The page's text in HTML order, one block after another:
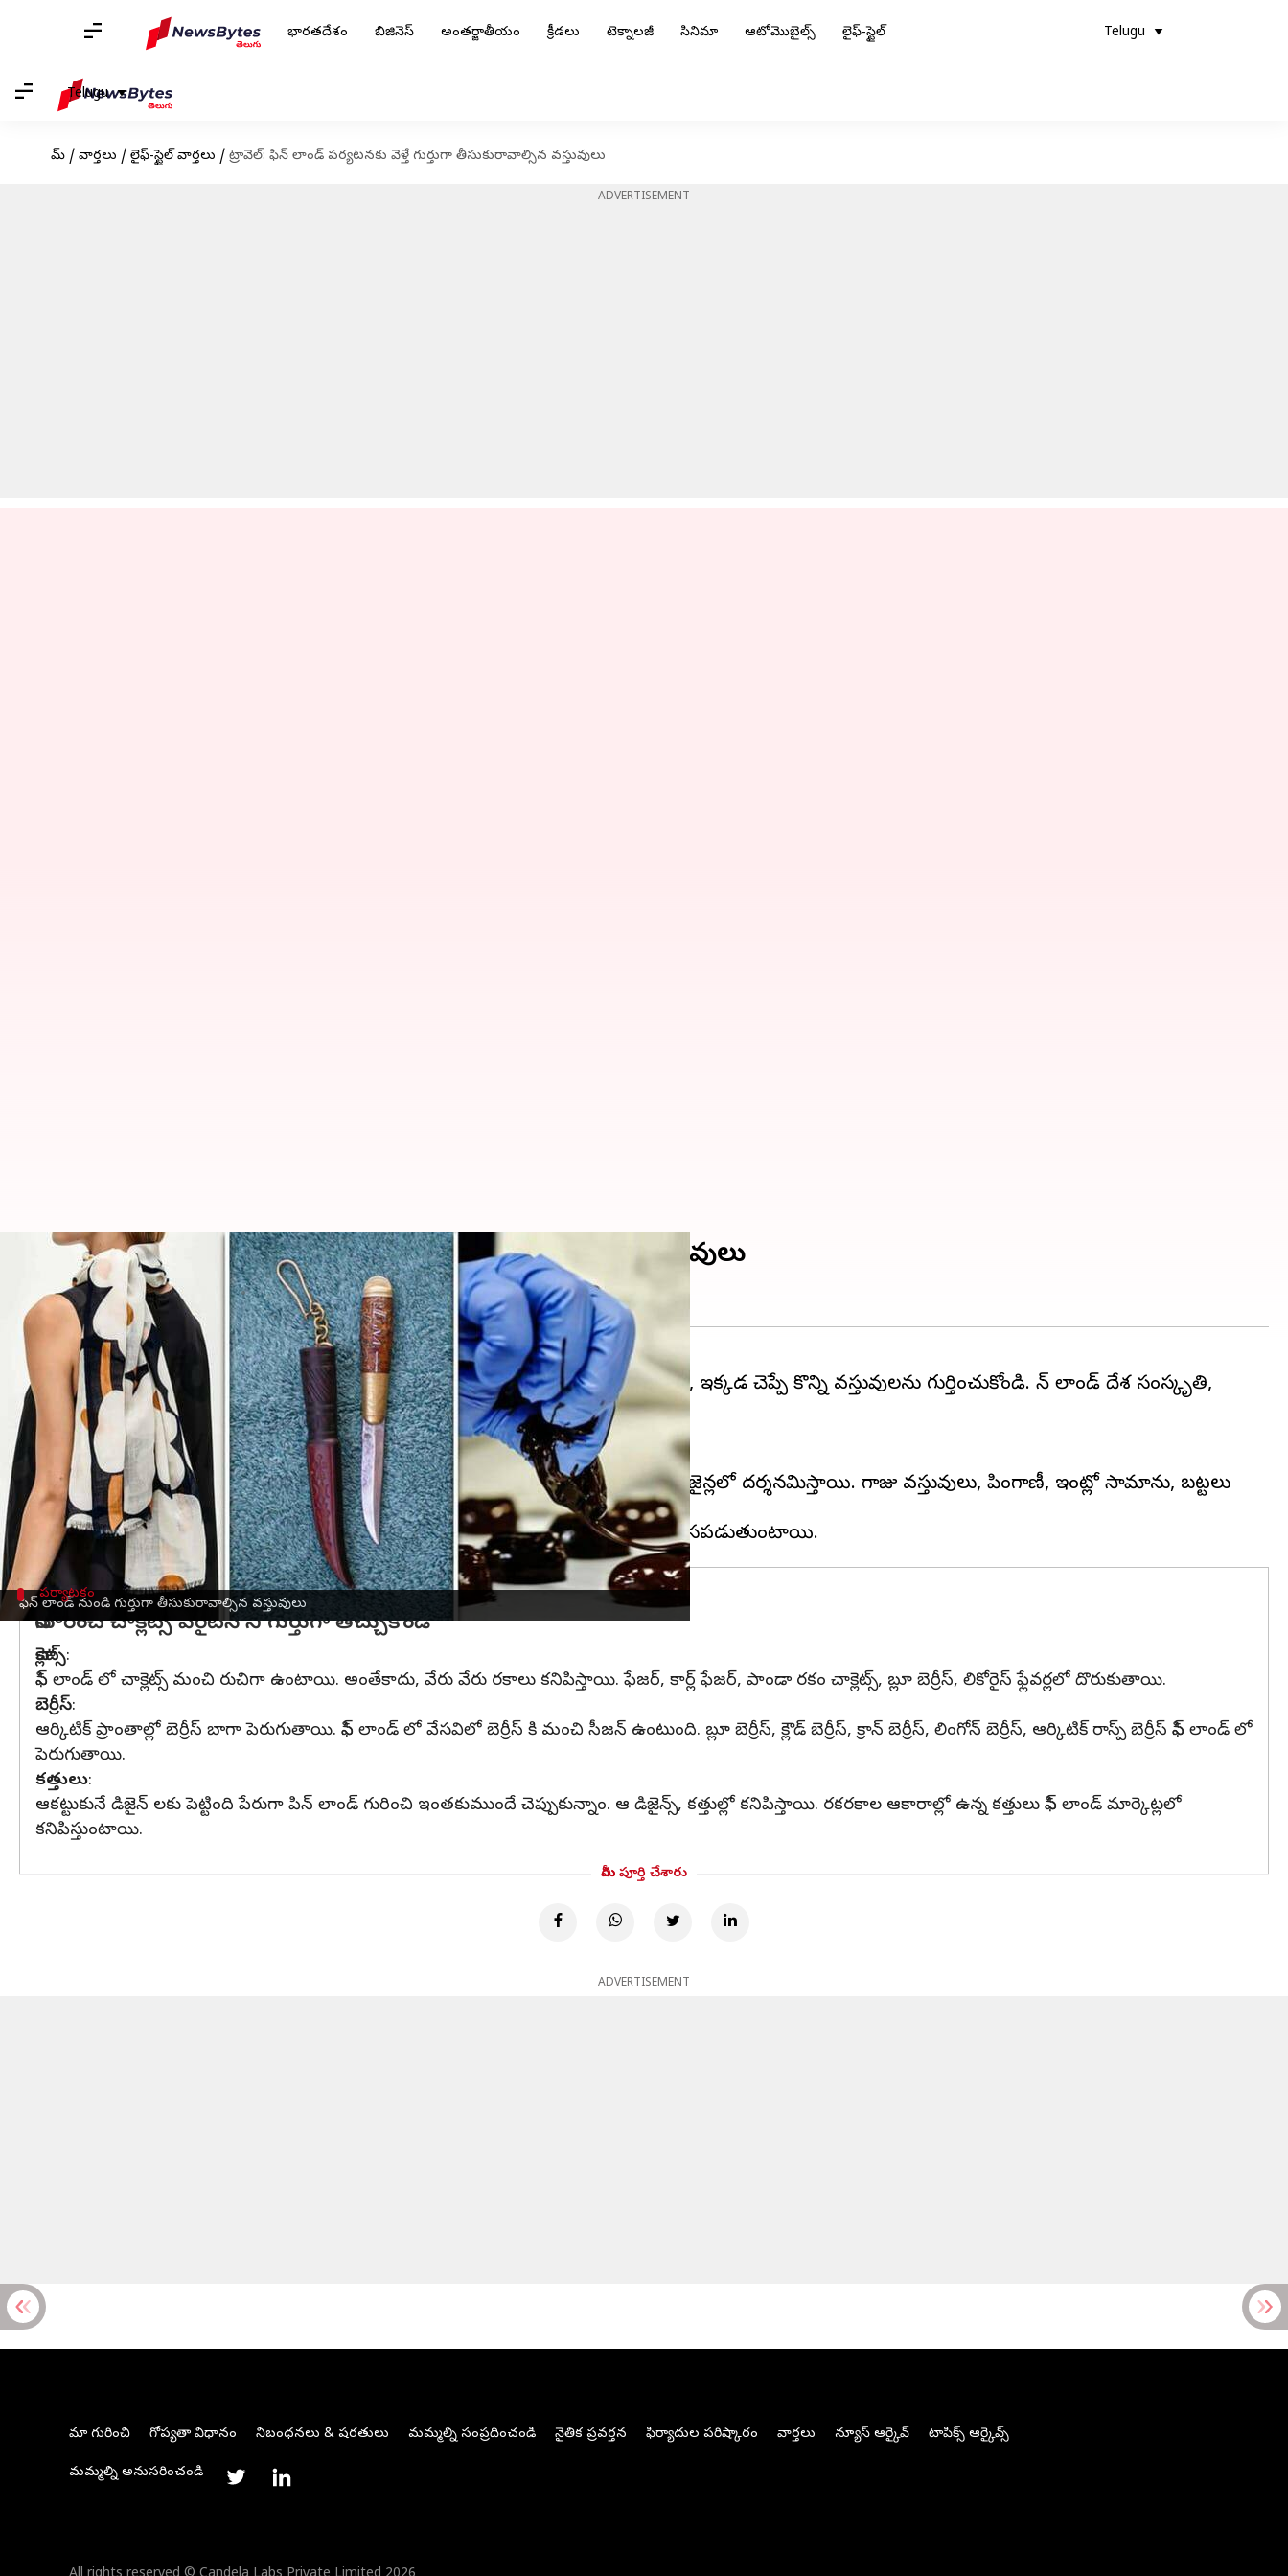
భారతదేశం బిజినెస్ అంతర్జాతీయం క్రీడలు టెక్నాలజీ సినిమా ఆటోమొబైల్స్ లైఫ్-స్టైల్ Telugu
Telugu
హోమ్ / వార్తలు / లైఫ్-స్టైల్ వార్తలు / ట్రావెల్: ఫిన్ లాండ్ పర్యటనకు వెళ్తే గుర్తుగా తీసుకురావాల్సిన వస్తువులు
ADVERTISEMENT
ఫిన్ లాండ్ నుండి గుర్తుగా తీసుకురావాల్సిన వస్తువులు
ట్రావెల్: ఫిన్ లాండ్ పర్యటనకు వెళ్తే గుర్తుగా తీసుకురావాల్సిన వస్తువులు
వ్రాసిన వారు Sriram Pranateja Mar 13, 2023 06:01 pm
ఈ వార్తాకథనం ఏంటి
ఫిన్ లాండ్పర్యటనకు వెళ్ళినపుడు అక్కడి నుండి ఏం తీసుకురావాలో మీకు ఐడియా లేకపోతే, ఇక్కడ చెప్పే కొన్ని వస్తువులను గుర్తించుకోండి. ఫిన్ లాండ్ దేశ సంస్కృతి,
వైవిధ్యంగా ఉంటుంది. దానివల్ల అక్కడ వివిధ రకాల వస్తువులు మీకు కొత్తగా కనిపిస్తాయి.
డిజైన్ వస్తువులు
ఫిన్ లాండ్ డిజైనింగ్ వస్తువులు ఎక్కువగా ఉంటాయి. ఎలాంటి వస్తువులైన ఇక్కడ రకరకాల డిజైన్లలో దర్శనమిస్తాయి. గాజు వస్తువులు, పింగాణీ, ఇంట్లో సామాను, బట్టలు
మొదలైనవి కొత్త కొత్త డిజైన్లలో కనిపిస్తాయి.
పర్యాటకం
నోరూరించే చాక్లెట్స్ వెరైటీస్ ని గుర్తుగా తెచ్చుకోండి
చాక్లెట్స్:
ఫిన్ లాండ్ లో చాక్లెట్స్ మంచి రుచిగా ఉంటాయి. అంతేకాదు, వేరు వేరు రకాలు కనిపిస్తాయి. ఫేజర్, కార్ల్ ఫేజర్, పాండా రకం చాక్లెట్స్, బ్లూ బెర్రీస్, లికోరైస్ ఫ్లేవర్లలో దొరుకుతాయి.
బెర్రీస్:
ఆర్కిటిక్ ప్రాంతాల్లో బెర్రీస్ బాగా పెరుగుతాయి. ఫిన్ లాండ్ లో వేసవిలో బెర్రీస్ కి మంచి సీజన్ ఉంటుంది. బ్లూ బెర్రీస్, క్లౌడ్ బెర్రీస్, క్రాన్ బెర్రీస్, లింగోన్ బెర్రీస్, ఆర్కిటిక్ రాస్ప్ బెర్రీస్ ఫిన్ లాండ్ లో
పెరుగుతాయి.
కత్తులు:
ఆకట్టుకునే డిజైన్ లకు పెట్టింది పేరుగా పిన్ లాండ్ గురించి ఇంతకుముందే చెప్పుకున్నాం. ఆ డిజైన్స్, కత్తుల్లో కనిపిస్తాయి. రకరకాల ఆకారాల్లో ఉన్న కత్తులు ఫిన్ లాండ్ మార్కెట్లలో
కనిపిస్తుంటాయి.
మీరు పూర్తి చేశారు
ADVERTISEMENT
మా గురించి గోప్యతా విధానం నిబంధనలు & షరతులు మమ్మల్ని సంప్రదించండి నైతిక ప్రవర్తన ఫిర్యాదుల పరిష్కారం వార్తలు న్యూస్ ఆర్కైవ్ టాపిక్స్ ఆర్కైవ్స్
మమ్మల్ని అనుసరించండి